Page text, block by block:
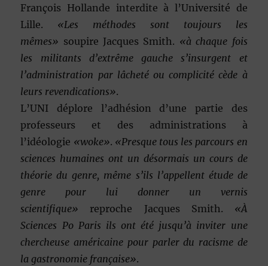
François Hollande interdite à l’Université de
Lille. «Les méthodes sont toujours les
mêmes» soupire Jacques Smith. «à chaque fois
les militants d’extrême gauche s’insurgent et
l’administration par lâcheté ou complicité cède à
leurs revendications».
L’UNI déplore l’adhésion d’une partie des
professeurs et des administrations à
l’idéologie «woke». «Presque tous les parcours en
sciences humaines ont un désormais un cours de
théorie du genre, même s’ils l’appellent étude de
genre pour lui donner un vernis
scientifique» reproche Jacques Smith. «À
Sciences Po Paris ils ont été jusqu’à inviter une
chercheuse américaine pour parler du racisme de
la gastronomie française».